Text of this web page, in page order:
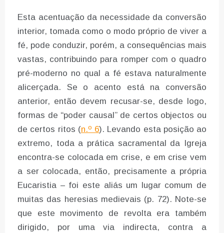
Esta acentuação da necessidade da conversão
interior, tomada como o modo próprio de viver a
fé, pode conduzir, porém, a consequências mais
vastas, contribuindo para romper com o quadro
pré-moderno no qual a fé estava naturalmente
alicerçada. Se o acento está na conversão
anterior, então devem recusar-se, desde logo,
formas de “poder causal” de certos objectos ou
de certos ritos (n.º 6). Levando esta posição ao
extremo, toda a prática sacramental da Igreja
encontra-se colocada em crise, e em crise vem
a ser colocada, então, precisamente a própria
Eucaristia – foi este aliás um lugar comum de
muitas das heresias medievais (p. 72). Note-se
que este movimento de revolta era também
dirigido, por uma via indirecta, contra a